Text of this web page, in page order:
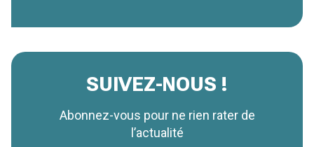
SUIVEZ-NOUS !
Abonnez-vous pour ne rien rater de
l’actualité